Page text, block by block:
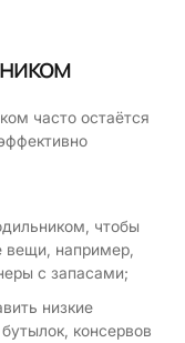
часто остаётся
чтобы
вещи, например,
с запасами;
низкие
консервов